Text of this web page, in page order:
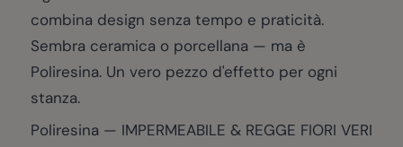
combina design senza tempo e praticità.
Sembra ceramica o porcellana — ma è
Poliresina. Un vero pezzo d'effetto per ogni
stanza.
Poliresina — IMPERMEABILE & REGGE FIORI VERI